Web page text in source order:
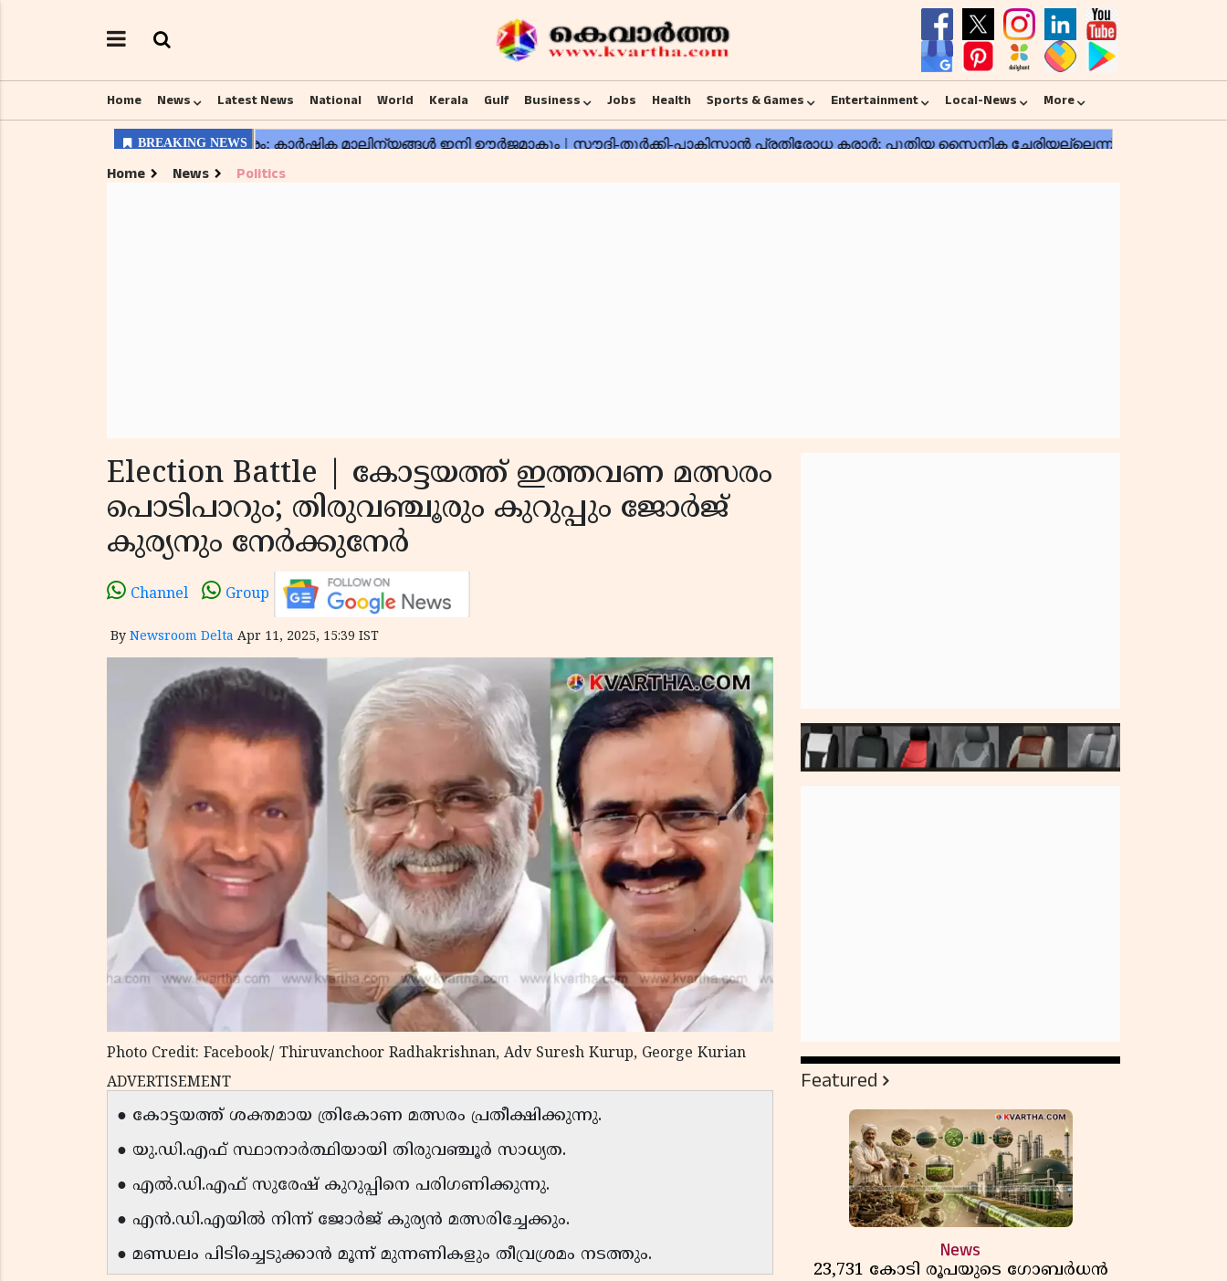
Home News Latest News National World Kerala Gulf Business Jobs Health Sports & Games Entertainment Local-News More
Home News Politics
Election Battle | കോട്ടയത്ത് ഇത്തവണ മത്സരം
പൊടിപാറും; തിരുവഞ്ചൂരും കുറുപ്പും ജോർജ്
കുര്യനും നേർക്കുനേർ
Channel Group
By Newsroom Delta Apr 11, 2025, 15:39 IST
Photo Credit: Facebook/ Thiruvanchoor Radhakrishnan, Adv Suresh Kurup, George Kurian
ADVERTISEMENT
● കോട്ടയത്ത് ശക്തമായ ത്രികോണ മത്സരം പ്രതീക്ഷിക്കുന്നു.
● യു.ഡി.എഫ് സ്ഥാനാർത്ഥിയായി തിരുവഞ്ചൂർ സാധ്യത.
● എൽ.ഡി.എഫ് സുരേഷ് കുറുപ്പിനെ പരിഗണിക്കുന്നു.
● എൻ.ഡി.എയിൽ നിന്ന് ജോർജ് കുര്യൻ മത്സരിച്ചേക്കും.
● മണ്ഡലം പിടിച്ചെടുക്കാൻ മൂന്ന് മുന്നണികളും തീവ്രശ്രമം നടത്തും.
Featured
News
23,731 കോടി രൂപയുടെ ഗോബർധൻ